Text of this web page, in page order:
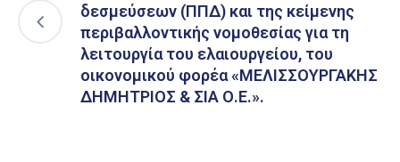
δεσμεύσεων (ΠΠΔ) και της κείμενης
περιβαλλοντικής νομοθεσίας για τη
λειτουργία του ελαιουργείου, του
οικονομικού φορέα «ΜΕΛΙΣΣΟΥΡΓΑΚΗΣ
ΔΗΜΗΤΡΙΟΣ & ΣΙΑ Ο.Ε.».